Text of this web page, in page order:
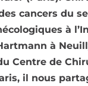
cancers du
à
à
Centre de
il nous